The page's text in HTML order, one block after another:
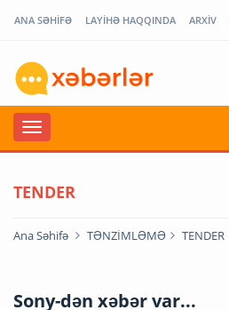
ANA SƏHİFƏ LAYİHƏ HAQQINDA ARXİV
TENDER
Ana Səhifə TƏNZİMLƏMƏ TENDER
Sony-dən xəbər var...